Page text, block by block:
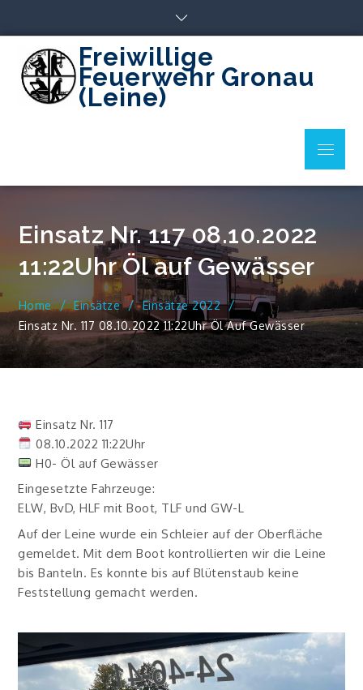
content
Freiwillige
Feuerwehr Gronau
(Leine)
Menu
Einsatz Nr. 117 08.10.2022
11:22Uhr Öl auf Gewässer
Home Einsätze
Einsätze 2022
Einsatz Nr. 117 08.10.2022 11:22Uhr Öl Auf Gewässer
Einsatz Nr. 117
08.10.2022 11:22Uhr
H0- Öl auf Gewässer
Eingesetzte Fahrzeuge:
ELW, BvD, HLF mit Boot, TLF und GW-L
Auf der Leine wurde ein Schleier auf der Oberfläche
gemeldet. Mit dem Boot kontrollierten wir die Leine
bis Banteln. Es konnte bis auf Blütenstaub keine
Feststellung gemacht werden.